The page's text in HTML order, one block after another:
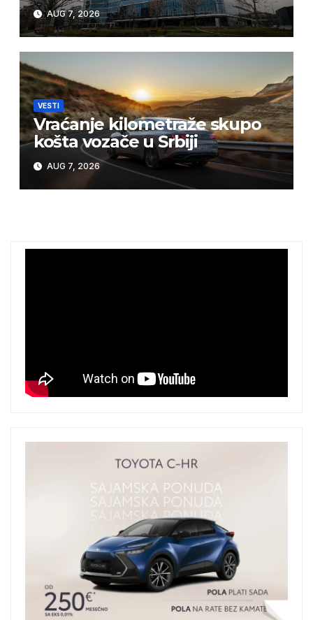
AUG 7, 2026
VESTI
Vraćanje kilometraže skupo
košta vozače u Srbiji
AUG 7, 2026